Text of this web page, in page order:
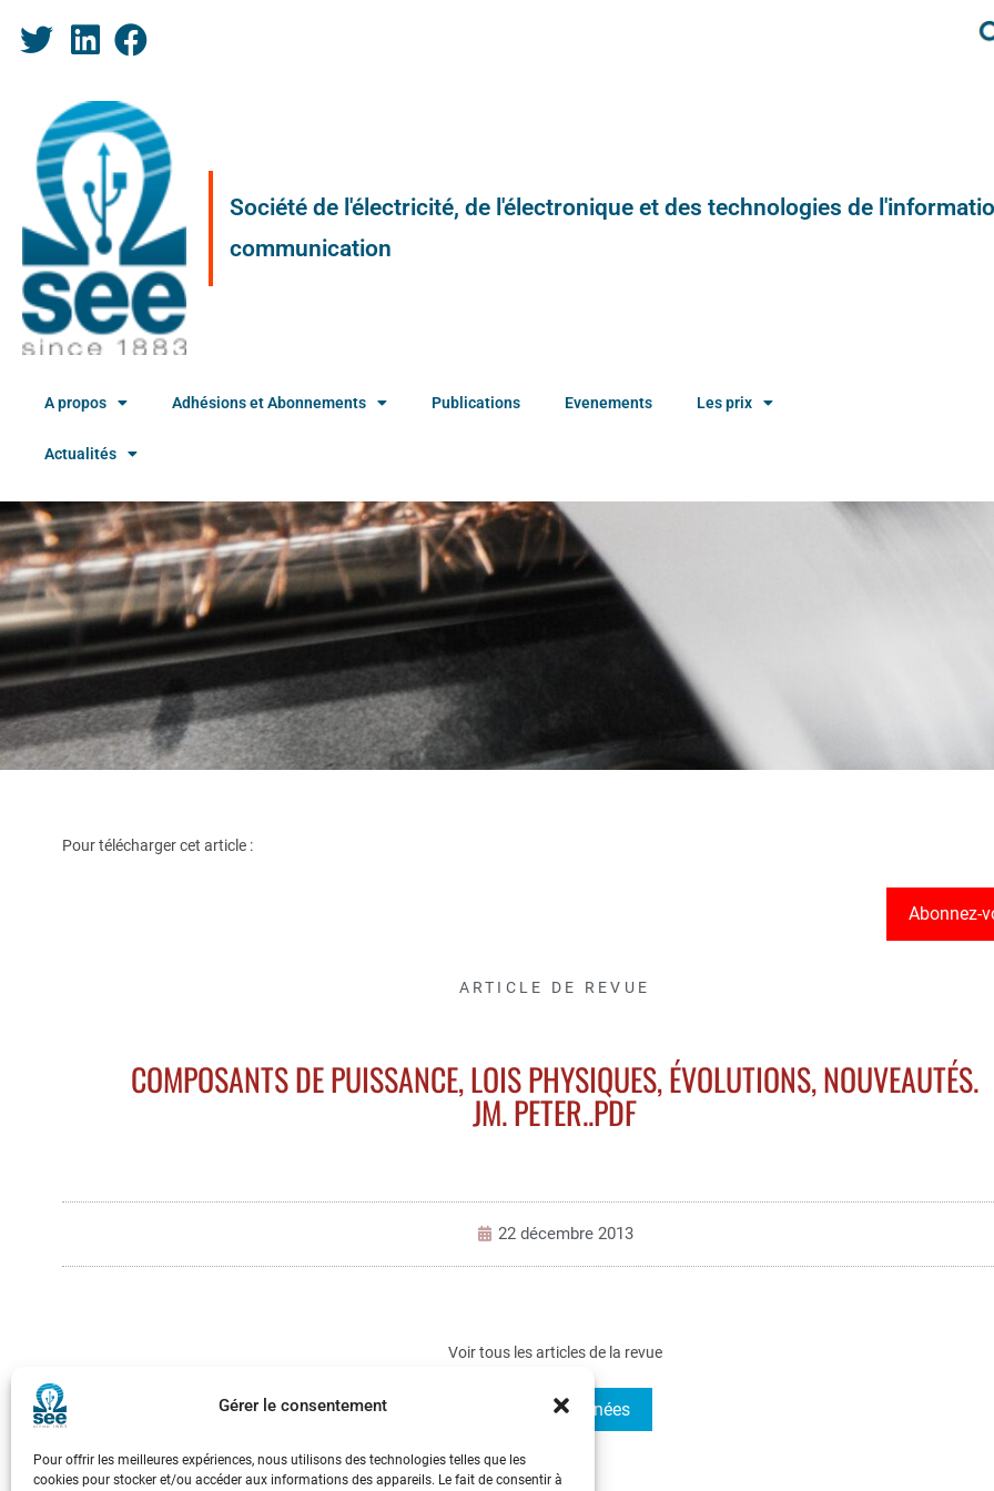
Gérer le consentement
Pour offrir les meilleures expériences, nous utilisons des technologies telles que les
cookies pour stocker et/ou accéder aux informations des appareils. Le fait de consentir à
Société de l'électricité, de l'électronique et des technologies de
communication
A propos Adhésions et Abonnements Publications Evenements Les prix
Actualités
Pour télécharger cet article :
Abonnez-
ARTICLE DE REVUE
COMPOSANTS DE PUISSANCE, LOIS PHYSIQUES, ÉVOLUTIONS, NOUVEAUTÉS.
JM. PETER..PDF
22 décembre 2013
Voir tous les articles de la revue
3EI 1997- Journées